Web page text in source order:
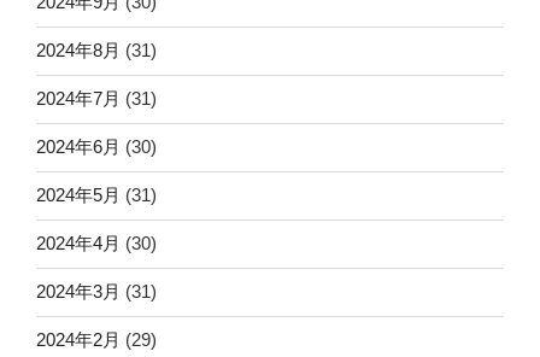
2024年8月 (31)
2024年7月 (31)
2024年6月 (30)
2024年5月 (31)
2024年4月 (30)
2024年3月 (31)
2024年2月 (29)